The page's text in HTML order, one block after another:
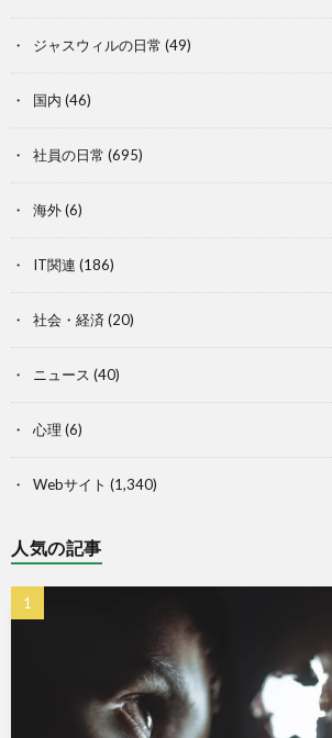
ジャスウィルの日常 (49)
国内 (46)
社員の日常 (695)
海外(6)
IT関連 (186)
社会・経済 (20)
ニュース (40)
心理 (6)
Webサイト (1,340)
人気の記事